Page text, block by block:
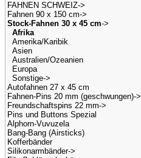
FAHNEN SCHWEIZ->
Fahnen 90 x 150 cm->
Stock-Fahnen 30 x 45 cm->
Afrika
Amerika/Karibik
Asien
Australien/Ozeanien
Europa
Sonstige->
Autofahnen 27 x 45 cm
Fahnen-Pins 20 mm (geschwungen)->
Freundschaftspins 22 mm->
Pins und Buttons Spezial
Alphorn-Vuvuzela
Bang-Bang (Airsticks)
Kofferbänder
Silikonarmbänder->